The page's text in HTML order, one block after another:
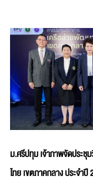
ม.ศรีปทุม เจ้าภาพจัดประ
ไทย เขตภาคกลาง ประจำ